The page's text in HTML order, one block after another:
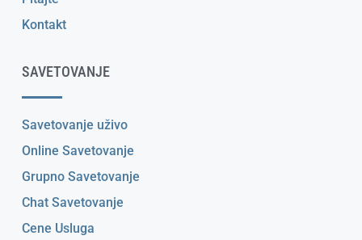
Kontakt
SAVETOVANJE
Savetovanje uživo
Online Savetovanje
Grupno Savetovanje
Chat Savetovanje
Cene Usluga